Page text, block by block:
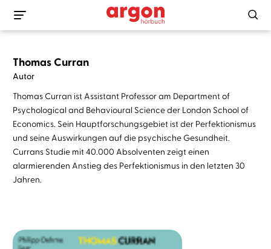
Thomas Curran
Autor
Thomas Curran ist Assistant Professor am Department of
Psychological and Behavioural Science der London School of
Economics. Sein Hauptforschungsgebiet ist der Perfektionismus
und seine Auswirkungen auf die psychische Gesundheit.
Currans Studie mit 40.000 Absolventen zeigt einen
alarmierenden Anstieg des Perfektionismus in den letzten 30
Jahren.